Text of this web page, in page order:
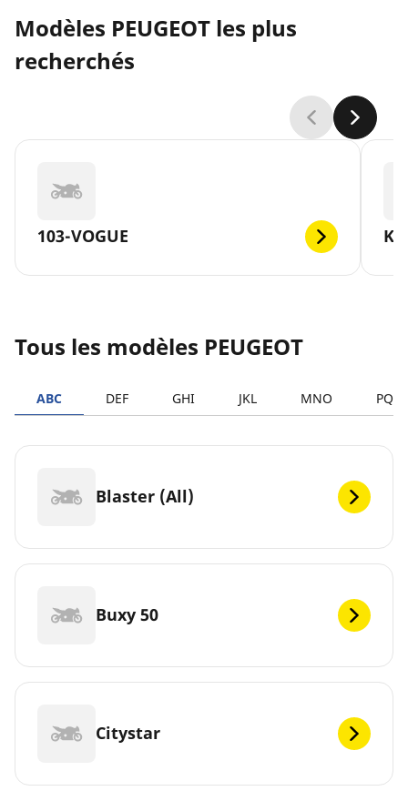
Modèles PEUGEOT les plus
recherchés
103-VOGUE
Tous les modèles PEUGEOT
ABC DEF GHI JKL MNO PQRS
Blaster (All)
Buxy 50
Citystar